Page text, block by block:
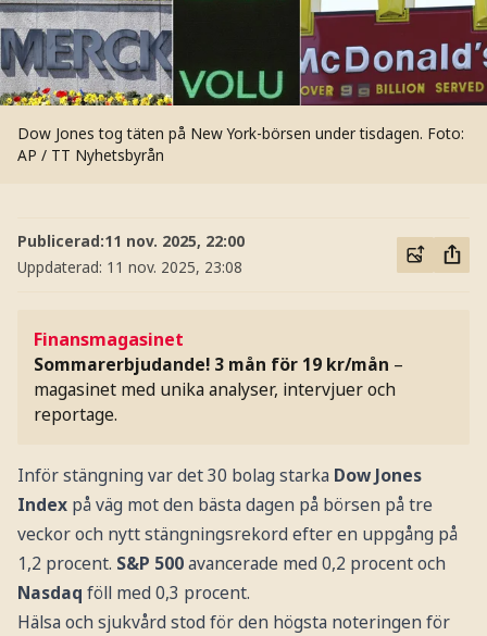
Dow Jones tog täten på New York-börsen under tisdagen. Foto:
AP / TT Nyhetsbyrån
Publicerad:11 nov. 2025, 22:00
Uppdaterad: 11 nov. 2025, 23:08
Finansmagasinet
Sommarerbjudande! 3 mån för 19 kr/mån –
magasinet med unika analyser, intervjuer och
reportage.
Inför stängning var det 30 bolag starka Dow Jones
Index på väg mot den bästa dagen på börsen på tre
veckor och nytt stängningsrekord efter en uppgång på
1,2 procent. S&P 500avancerade med 0,2 procent och
Nasdaq föll med 0,3 procent.
Hälsa och sjukvård stod för den högsta noteringen för